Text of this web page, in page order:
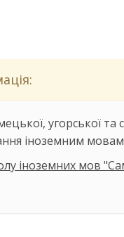
угорської
іноземним
іноземних мов